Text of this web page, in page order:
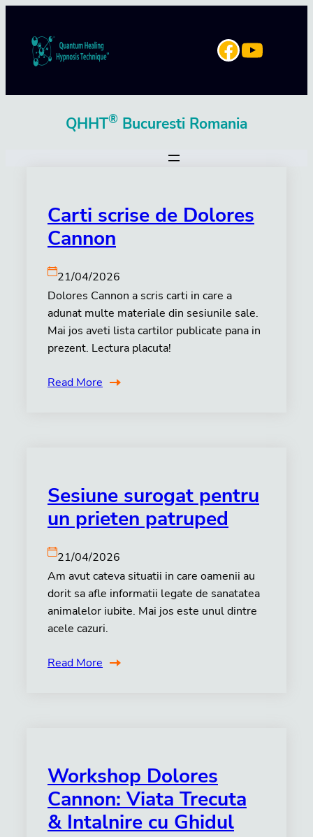
conținut
Facebook YouTube
QHHT® Bucuresti Romania
Carti scrise de Dolores
Cannon
21/04/2026
Dolores Cannon a scris carti in care a
adunat multe materiale din sesiunile sale.
Mai jos aveti lista cartilor publicate pana in
prezent. Lectura placuta!
Read More
Sesiune surogat pentru
un prieten patruped
21/04/2026
Am avut cateva situatii in care oamenii au
dorit sa afle informatii legate de sanatatea
animalelor iubite. Mai jos este unul dintre
acele cazuri.
Read More
Workshop Dolores
Cannon: Viata Trecuta
& Intalnire cu Ghidul